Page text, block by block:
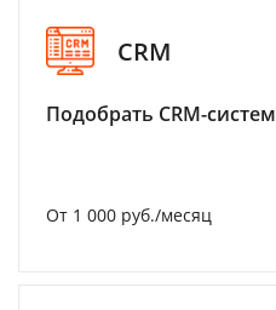
CRM
Подобрать CRM-
От 1 000 руб./месяц